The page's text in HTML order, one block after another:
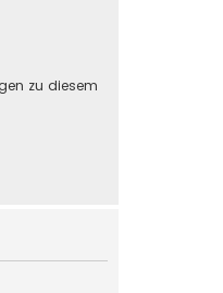
zu diesem